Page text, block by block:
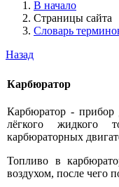
В начало
Страницы сайта
Словарь
Назад
Карбюратор
Карбюратор - прибор
лёгкого жидкого
карбюраторных
Топливо в
воздухом, после чего